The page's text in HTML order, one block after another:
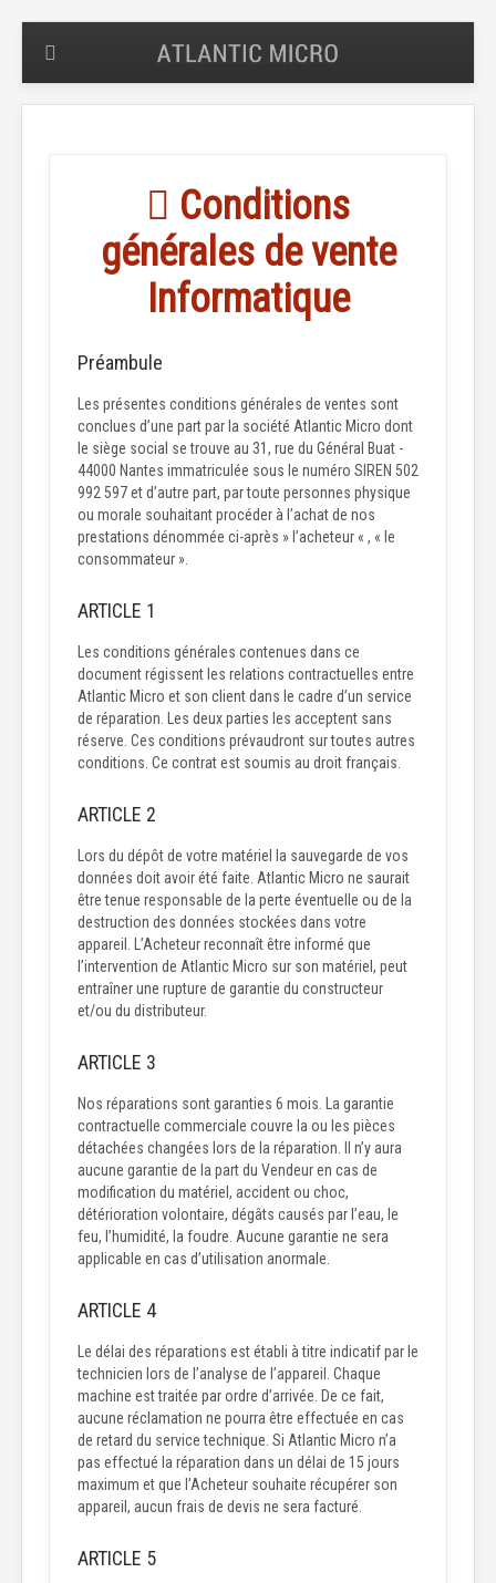
Conditions
générales de vente
Informatique
Préambule
Les présentes conditions générales de ventes sont
conclues d’une part par la société Atlantic Micro dont
le siège social se trouve au 31, rue du Général Buat -
44000 Nantes immatriculée sous le numéro SIREN 502
992 597 et d’autre part, par toute personnes physique
ou morale souhaitant procéder à l’achat de nos
prestations dénommée ci-après » l’acheteur « , « le
consommateur ».
ARTICLE 1
Les conditions générales contenues dans ce
document régissent les relations contractuelles entre
Atlantic Micro et son client dans le cadre d’un service
de réparation. Les deux parties les acceptent sans
réserve. Ces conditions prévaudront sur toutes autres
conditions. Ce contrat est soumis au droit français.
ARTICLE 2
Lors du dépôt de votre matériel la sauvegarde de vos
données doit avoir été faite. Atlantic Micro ne saurait
être tenue responsable de la perte éventuelle ou de la
destruction des données stockées dans votre
appareil. L’Acheteur reconnaît être informé que
l’intervention de Atlantic Micro sur son matériel, peut
entraîner une rupture de garantie du constructeur
et/ou du distributeur.
ARTICLE 3
Nos réparations sont garanties 6 mois. La garantie
contractuelle commerciale couvre la ou les pièces
détachées changées lors de la réparation. Il n’y aura
aucune garantie de la part du Vendeur en cas de
modification du matériel, accident ou choc,
détérioration volontaire, dégâts causés par l’eau, le
feu, l’humidité, la foudre. Aucune garantie ne sera
applicable en cas d’utilisation anormale.
ARTICLE 4
Le délai des réparations est établi à titre indicatif par le
technicien lors de l’analyse de l’appareil. Chaque
machine est traitée par ordre d’arrivée. De ce fait,
aucune réclamation ne pourra être effectuée en cas
de retard du service technique. Si Atlantic Micro n’a
pas effectué la réparation dans un délai de 15 jours
maximum et que l’Acheteur souhaite récupérer son
appareil, aucun frais de devis ne sera facturé.
ARTICLE 5